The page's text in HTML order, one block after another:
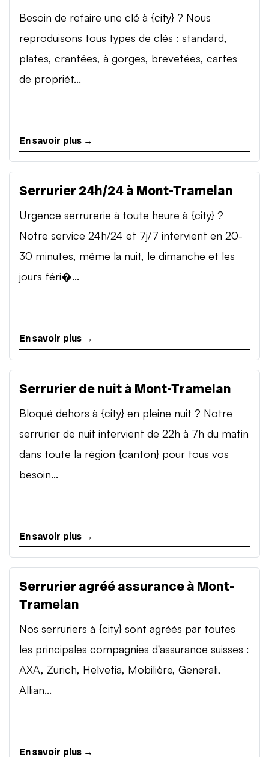
Besoin de refaire une clé à {city} ? Nous
reproduisons tous types de clés : standard,
plates, crantées, à gorges, brevetées, cartes
de propriét...
En savoir plus →
Serrurier 24h/24 à Mont-Tramelan
Urgence serrurerie à toute heure à {city} ?
Notre service 24h/24 et 7j/7 intervient en 20-
30 minutes, même la nuit, le dimanche et les
jours féri�...
En savoir plus →
Serrurier de nuit à Mont-Tramelan
Bloqué dehors à {city} en pleine nuit ? Notre
serrurier de nuit intervient de 22h à 7h du matin
dans toute la région {canton} pour tous vos
besoin...
En savoir plus →
Serrurier agréé assurance à Mont-
Tramelan
Nos serruriers à {city} sont agréés par toutes
les principales compagnies d'assurance suisses :
AXA, Zurich, Helvetia, Mobilière, Generali,
Allian...
En savoir plus →